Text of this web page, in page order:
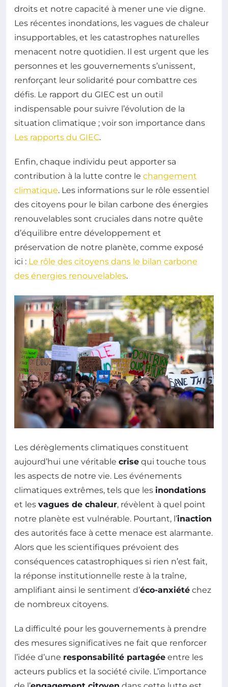
droits et notre capacité à mener une vie digne.
Les récentes inondations, les vagues de chaleur
insupportables, et les catastrophes naturelles
menacent notre quotidien. Il est urgent que les
personnes et les gouvernements s’unissent,
renforçant leur solidarité pour combattre ces
défis. Le rapport du GIEC est un outil
indispensable pour suivre l’évolution de la
situation climatique ; voir son importance dans
Les rapports du GIEC.
Enfin, chaque individu peut apporter sa
contribution à la lutte contre le changement
climatique. Les informations sur le rôle essentiel
des citoyens pour le bilan carbone des énergies
renouvelables sont cruciales dans notre quête
d’équilibre entre développement et
préservation de notre planète, comme exposé
ici : Le rôle des citoyens dans le bilan carbone
des énergies renouvelables.
Les dérèglements climatiques constituent
aujourd’hui une véritable crise qui touche tous
les aspects de notre vie. Les événements
climatiques extrêmes, tels que les inondations
et les vagues de chaleur, révèlent à quel point
notre planète est vulnérable. Pourtant, l’inaction
des autorités face à cette menace est alarmante.
Alors que les scientifiques prévoient des
conséquences catastrophiques si rien n’est fait,
la réponse institutionnelle reste à la traîne,
amplifiant ainsi le sentiment d’éco-anxiété chez
de nombreux citoyens.
La difficulté pour les gouvernements à prendre
des mesures significatives ne fait que renforcer
l’idée d’une responsabilité partagée entre les
acteurs publics et la société civile. L’importance